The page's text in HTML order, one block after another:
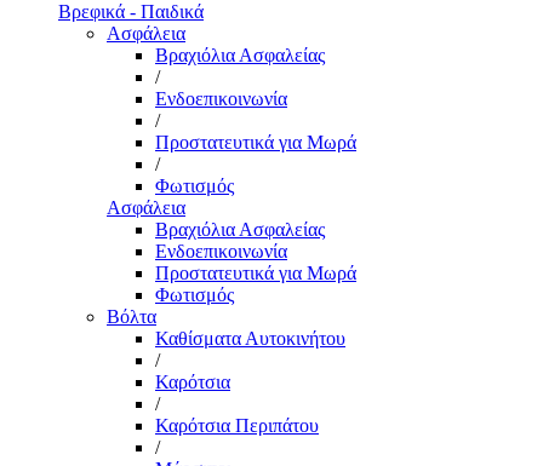
Βρεφικά - Παιδικά
Ασφάλεια
Βραχιόλια Ασφαλείας
/
Ενδοεπικοινωνία
/
Προστατευτικά για Μωρά
/
Φωτισμός
Ασφάλεια
Βραχιόλια Ασφαλείας
Ενδοεπικοινωνία
Προστατευτικά για Μωρά
Φωτισμός
Βόλτα
Καθίσματα Αυτοκινήτου
/
Καρότσια
/
Καρότσια Περιπάτου
/